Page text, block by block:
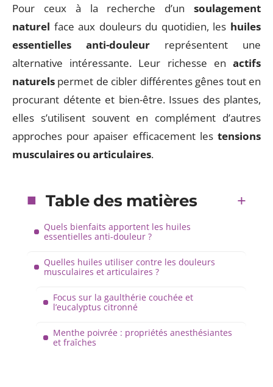
Pour ceux à la recherche d’un soulagement
naturel face aux douleurs du quotidien, les huiles
essentielles anti-douleur représentent une
alternative intéressante. Leur richesse en actifs
naturels permet de cibler différentes gênes tout en
procurant détente et bien-être. Issues des plantes,
elles s’utilisent souvent en complément d’autres
approches pour apaiser efficacement les tensions
musculaires ou articulaires.
Table des matières
Quels bienfaits apportent les huiles
essentielles anti-douleur ?
Quelles huiles utiliser contre les douleurs
musculaires et articulaires ?
Focus sur la gaulthérie couchée et
l’eucalyptus citronné
Menthe poivrée : propriétés anesthésiantes
et fraîches